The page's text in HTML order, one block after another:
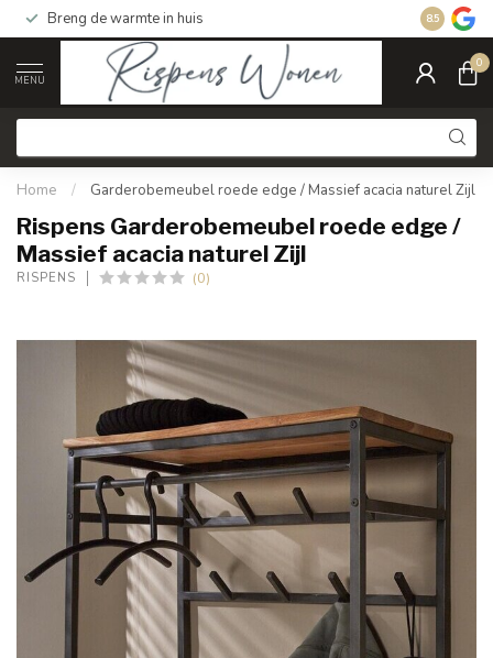
Breng de warmte in huis Gratis
8.5
MENU
0
Home / Garderobemeubel roede edge / Massief acacia naturel Zijl
Rispens Garderobemeubel roede edge /
Massief acacia naturel Zijl
RISPENS (0)